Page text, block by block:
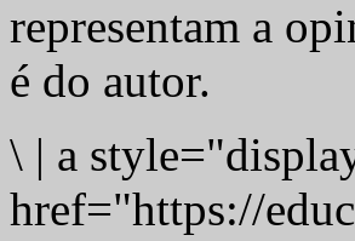
representam a
é do autor.
\ | a
href="https://